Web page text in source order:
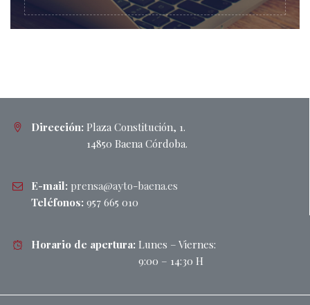
Dirección: Plaza Constitución, 1.
14850 Baena Córdoba.
E-mail: prensa@ayto-baena.es
Teléfonos: 957 665 010
Horario de apertura: Lunes – Viernes:
9:00 – 14:30 H